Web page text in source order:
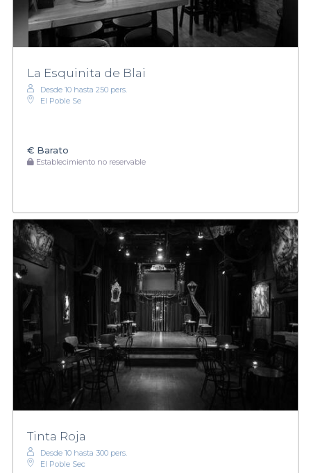
La Esquinita de Blai
Desde 10 hasta 250 pers.
El Poble Se
€ Barato
Establecimiento no reservable
Tinta Roja
Desde 10 hasta 300 pers.
El Poble Sec